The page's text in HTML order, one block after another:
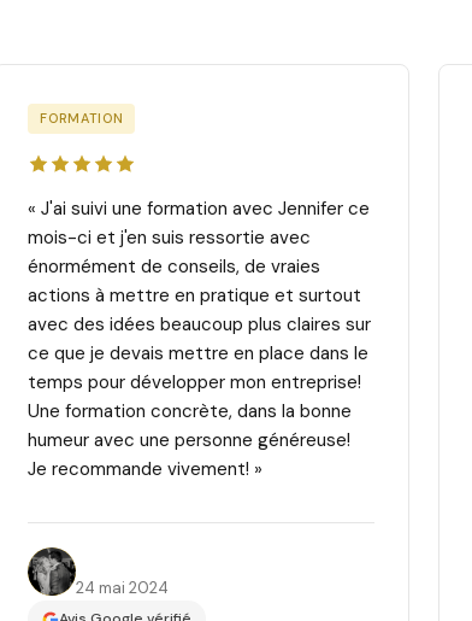
FORMATION
« J'ai suivi une formation avec Jennifer ce
mois-ci et j'en suis ressortie avec
énormément de conseils, de vraies
actions à mettre en pratique et surtout
avec des idées beaucoup plus claires sur
ce que je devais mettre en place dans le
temps pour développer mon entreprise!
Une formation concrète, dans la bonne
humeur avec une personne généreuse!
Je recommande vivement! »
24 mai 2024